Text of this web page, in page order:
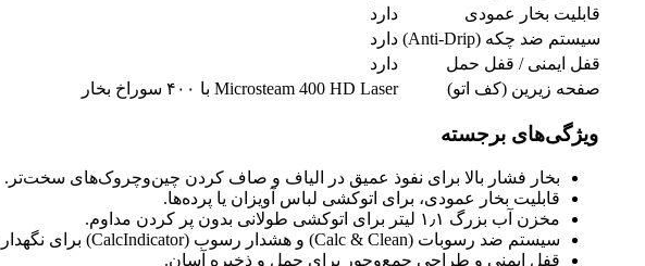
قابلیت بخار عمودی
دارد
سیستم ضد چکه (Anti-Drip)
دارد
قفل ایمنی / قفل حمل
دارد
صفحه زیرین (کف اتو)
Microsteam 400 HD Laser با ۴۰۰ سوراخ بخار
ویژگی‌های برجسته
بخار فشار بالا برای نفوذ عمیق در الیاف و صاف کردن چین‌وچروک‌های سخت‌تر.
قابلیت بخار عمودی، برای اتوکشی لباس آویزان یا پرده‌ها.
مخزن آب بزرگ ۱٫۱ لیتر برای اتوکشی طولانی بدون پر کردن مداوم.
سیستم ضد رسوبات (Calc & Clean) و هشدار رسوب (CalcIndicator) برای نگهداری بهتر دستگاه.
قفل ایمنی و طراحی جمع‌وجور برای حمل و ذخیره آسان.